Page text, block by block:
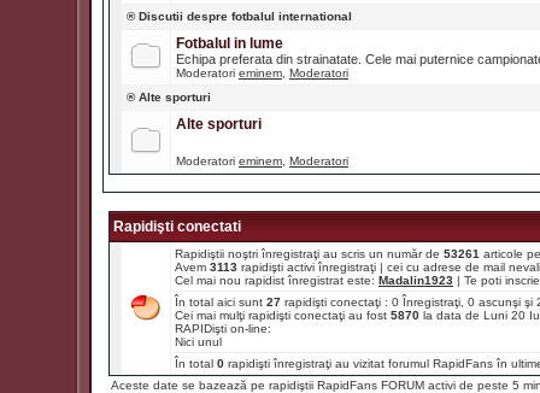
® Discutii despre fotbalul international
Fotbalul in lume
Echipa preferata din strainatate. Cele mai puternice
Moderatori eminem Moderatori
® Alte sporturi
Alte sporturi
Moderatori eminem Moderatori
Rapidişti conectati
Rapidiştii noştri înregistraţi au scris un număr de 53261 articole
Avem 3113 rapidişti activi înregistraţi | cei cu adrese de mail
Cel mai nou rapidist înregistrat este: Madalin1923 | Te poti
În total aici sunt 27 rapidişti conectaţi : 0 Înregistraţi, 0 ascunşi
Cei mai mulţi rapidişti conectaţi au fost 5870 la data de Luni 20
RAPIDişti on-line:
Nici unul
În total 0 rapidişti înregistraţi au vizitat forumul RapidFans în
Aceste date se bazează pe rapidiştii RapidFans FORUM activi de peste 5